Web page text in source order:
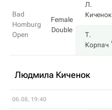
Bad
Homburg
Open
Female
Double
Л.
Киченок
Т.
Корпач
Людмила Киченок
06.08, 19:40